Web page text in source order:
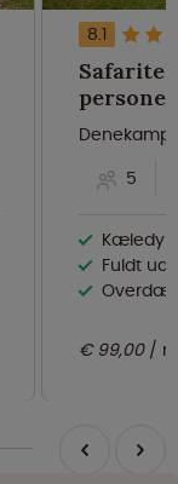
8.1
personer
5
Kæledyr
Fuldt
€ 99,00